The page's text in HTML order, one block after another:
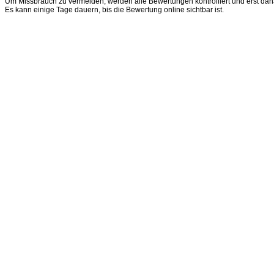
Es kann einige Tage dauern, bis die Bewertung online sichtbar ist.